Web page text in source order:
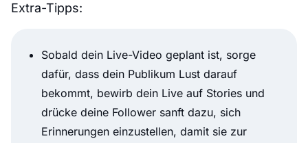
Extra-Tipps:
Sobald dein Live-Video geplant ist, sorge
dafür, dass dein Publikum Lust darauf
bekommt, bewirb dein Live auf Stories und
drücke deine Follower sanft dazu, sich
Erinnerungen einzustellen, damit sie zur